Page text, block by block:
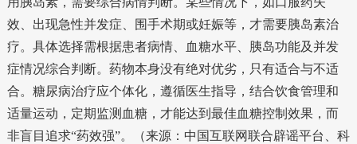
效、出现急性并发症、围手术期或妊娠等，才需要胰岛素治
疗。具体选择需根据患者病情、血糖水平、胰岛功能及并发
症情况综合判断。药物本身没有绝对优劣，只有适合与不适
合。糖尿病治疗应个体化，遵循医生指导，结合饮食管理和
适量运动，定期监测血糖，才能达到最佳血糖控制效果，而
非盲目追求“药效强”。（来源：中国互联网联合辟谣平台、科